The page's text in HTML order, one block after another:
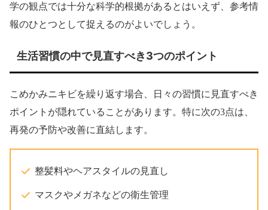
学の観点では十分な科学的根拠があるとはいえず、参考情
報のひとつとして捉えるのがよいでしょう。
生活習慣の中で見直すべき3つのポイント
こめかみニキビを繰り返す場合、日々の習慣に見直すべき
ポイントが隠れていることがあります。特に次の3点は、
再発の予防や改善に直結します。
整髪料やヘアスタイルの見直し
マスクやメガネなどの衛生管理